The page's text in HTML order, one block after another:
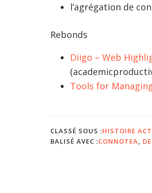
l’agrégation de
Rebonds
Diigo – Web
Tools for
CLASSÉ SOUS :HISTOIRE
BALISÉ AVEC :CONNOTEA